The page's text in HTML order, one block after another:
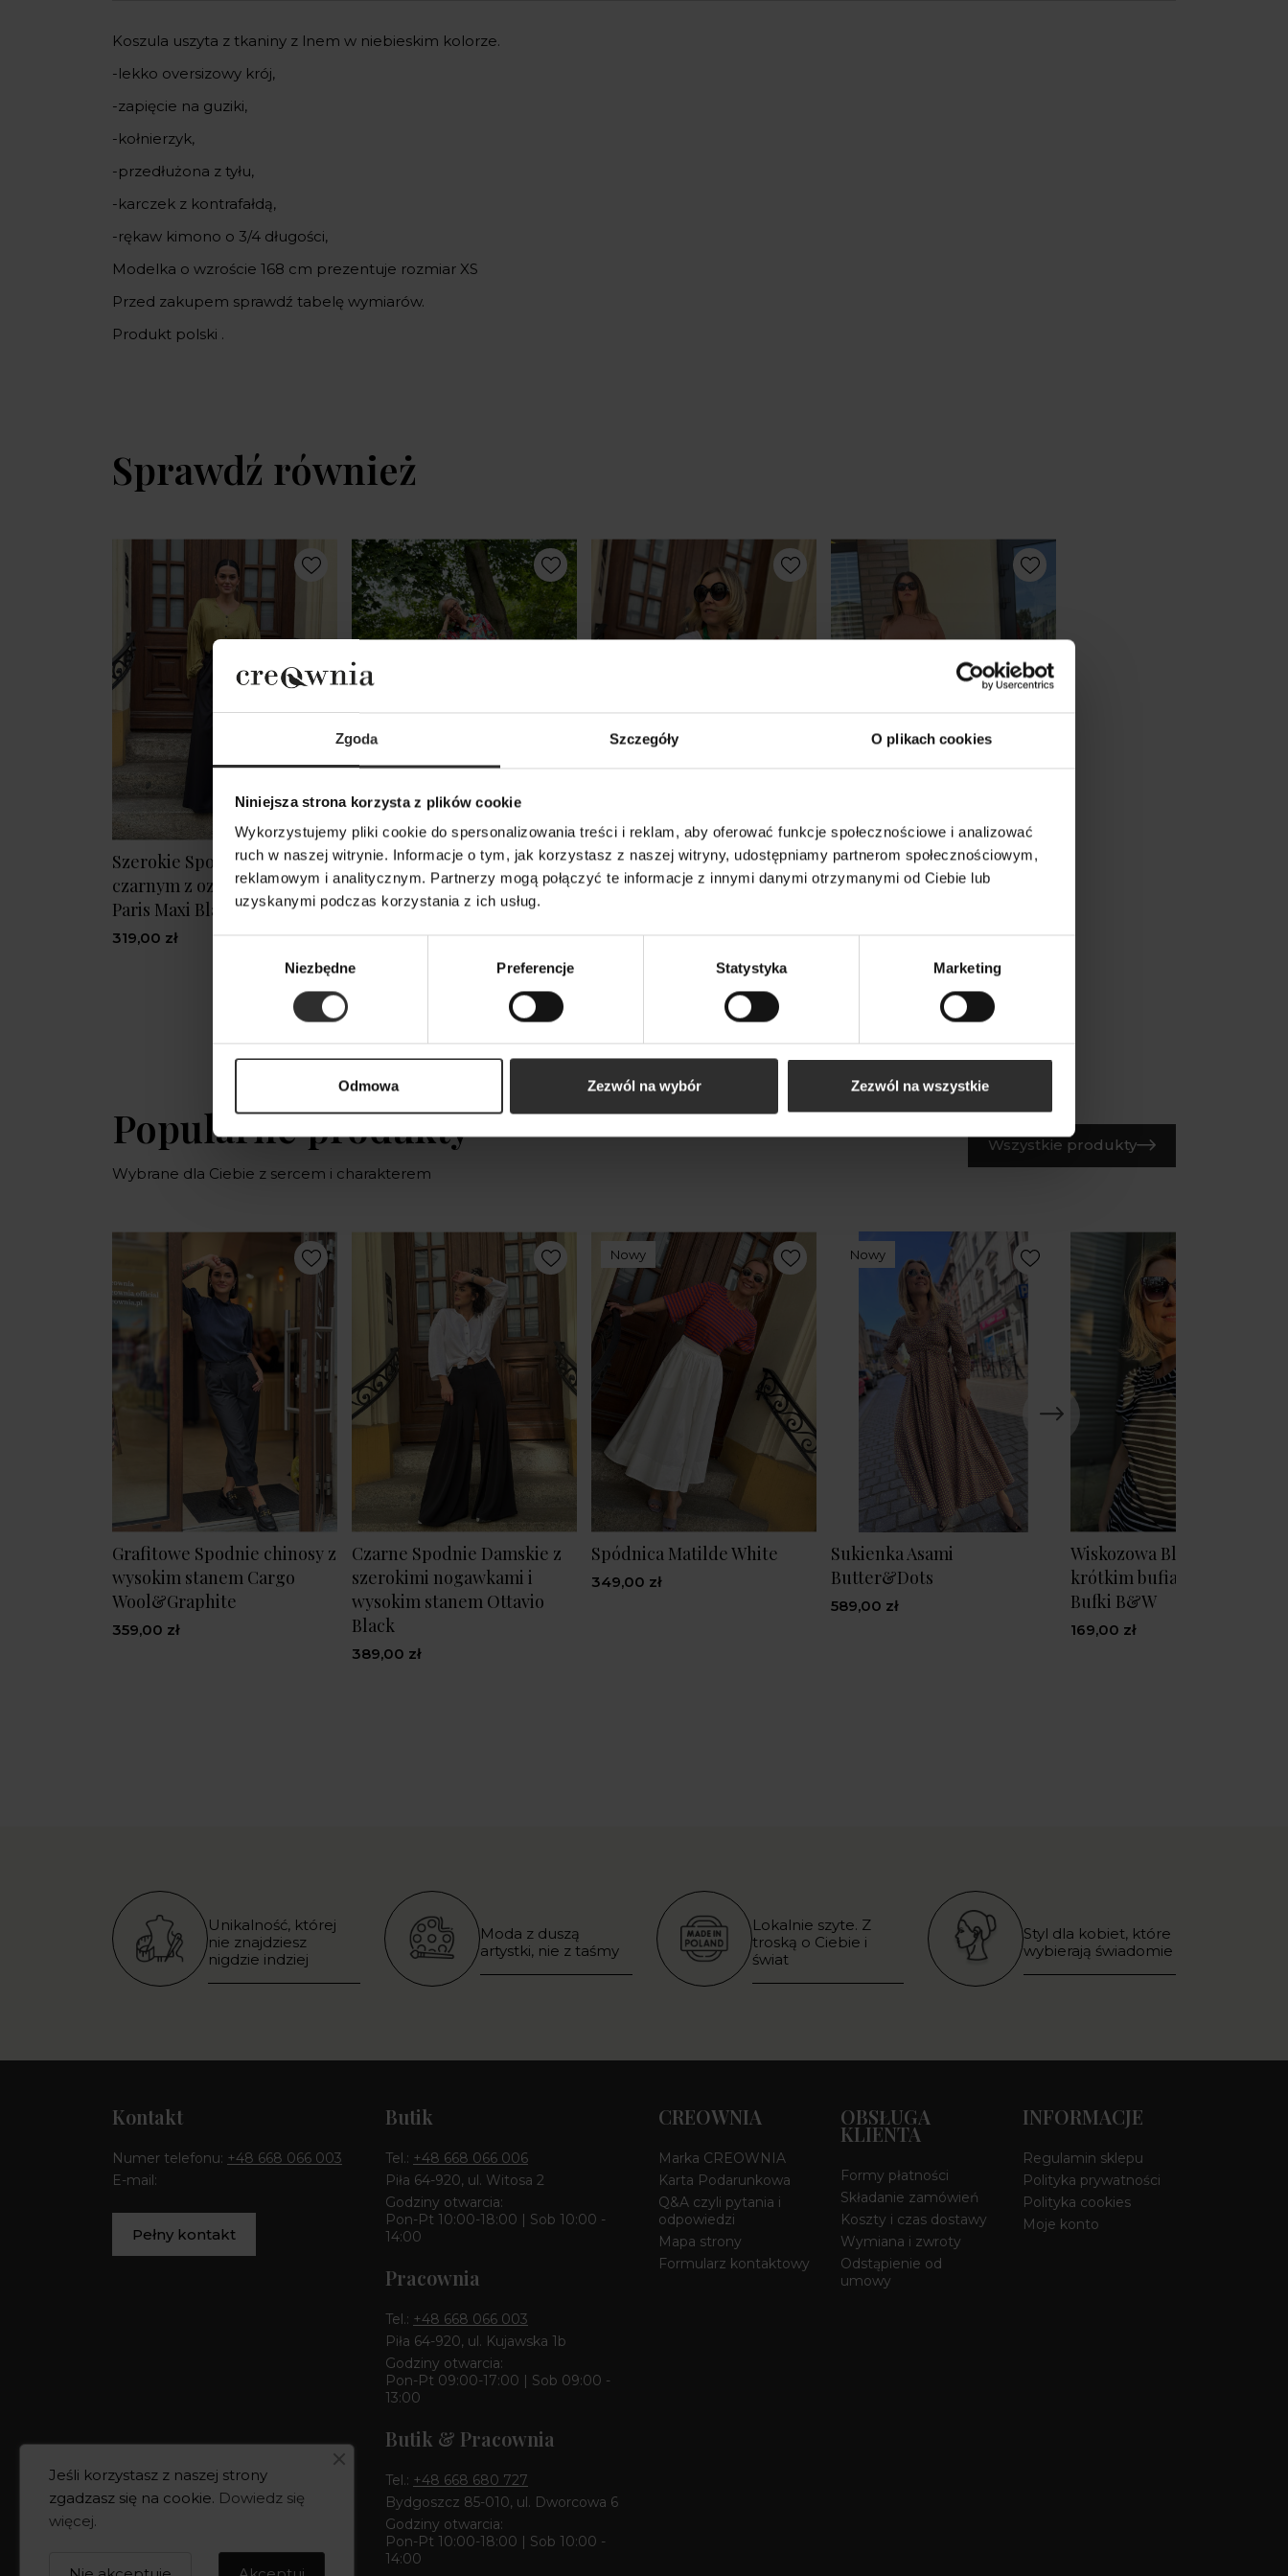
Zgoda Szczegóły O plikach cookies
Niniejsza strona korzysta z plików cookie
Wykorzystujemy pliki cookie do spersonalizowania treści i reklam, aby oferować funkcje społecznościowe i analizować
ruch w naszej witrynie. Informacje o tym, jak korzystasz z naszej witryny, udostępniamy partnerom społecznościowym,
reklamowym i analitycznym. Partnerzy mogą połączyć te informacje z innymi danymi otrzymanymi od Ciebie lub
uzyskanymi podczas korzystania z ich usług.
Niezbędne Preferencje Statystyka Marketing
Odmowa Zezwól na wybór Zezwól na wszystkie
Koszula uszyta z tkaniny z lnem w niebieskim kolorze.
-lekko oversizowy krój,
-zapięcie na guziki,
-kołnierzyk,
-przedłużona z tyłu,
-karczek z kontrafałdą,
-rękaw kimono o 3/4 długości,
Modelka o wzroście 168 cm prezentuje rozmiar XS
Przed zakupem sprawdź tabelę wymiarów.
Produkt polski .
Sprawdź również
Szerokie Spodnie w kolorze
czarnym z ozdobną falbanką
Paris Maxi Black
319,00 zł
Wiskozowo lniane Spodnie z
wysokim stanem w kolorze
czarnym Black&Len
269,00 zł
Biała Wiskozowa Koszula z
lnem i rękawami 3/4 w stylu
259,00 zł
Czarne Spodnie wiskozowo-
lniane z wysokim stanem i
Len & Black
Popularne produkty
Wybrane dla Ciebie z sercem i charakterem
Wszystkie produkty
Grafitowe Spodnie chinosy z
wysokim stanem Cargo
Wool&Graphite
359,00 zł
Czarne Spodnie Damskie z
szerokimi nogawkami i
wysokim stanem Ottavio
Black
389,00 zł
Nowy
Spódnica Matilde White
349,00 zł
Nowy
Sukienka Asami
Butter&Dots
589,00 zł
Wiskozowa Bluzka w paski z
krótkim bufiastym
Bufki B&W
169,00 zł
Unikalność, której
nie znajdziesz
nigdzie indziej
Moda z duszą
artystki, nie z taśmy
Lokalnie szyte. Z
troską o Ciebie i
świat
Styl dla kobiet, które
wybierają świadomie
Kontakt
Numer telefonu: +48 668 066 003
E-mail:
Pełny kontakt
Butik
Tel.: +48 668 066 006
Piła 64-920, ul. Witosa 2
Godziny otwarcia:
Pon-Pt 10:00-18:00 | Sob 10:00 -
14:00
Pracownia
Tel.: +48 668 066 003
Piła 64-920, ul. Kujawska 1b
Godziny otwarcia:
Pon-Pt 09:00-17:00 | Sob 09:00 -
13:00
Butik & Pracownia
Tel.: +48 668 680 727
Bydgoszcz 85-010, ul. Dworcowa 6
Godziny otwarcia:
Pon-Pt 10:00-18:00 | Sob 10:00 -
14:00
CREOWNIA
Marka CREOWNIA
Karta Podarunkowa
Q&A czyli pytania i
odpowiedzi
Mapa strony
Formularz kontaktowy
OBSŁUGA
KLIENTA
Formy płatności
Składanie zamówień
Koszty i czas dostawy
Wymiana i zwroty
Odstąpienie od
umowy
INFORMACJE
Regulamin sklepu
Polityka prywatności
Polityka cookies
Moje konto
Jeśli korzystasz z naszej strony
zgadzasz się na cookie. Dowiedz się
więcej.